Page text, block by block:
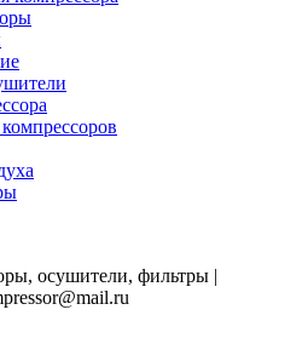
осушители, фильтры |